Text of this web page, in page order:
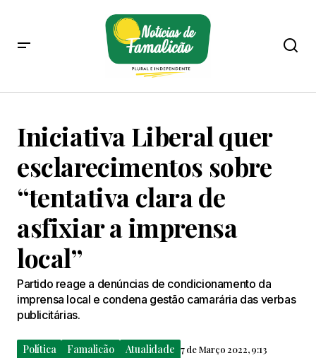
Iniciativa Liberal quer
esclarecimentos sobre
“tentativa clara de
asfixiar a imprensa
local”
Partido reage a denúncias de condicionamento da
imprensa local e condena gestão camarária das verbas
publicitárias.
Política Famalicão Atualidade 7 de Março 2022, 9:13